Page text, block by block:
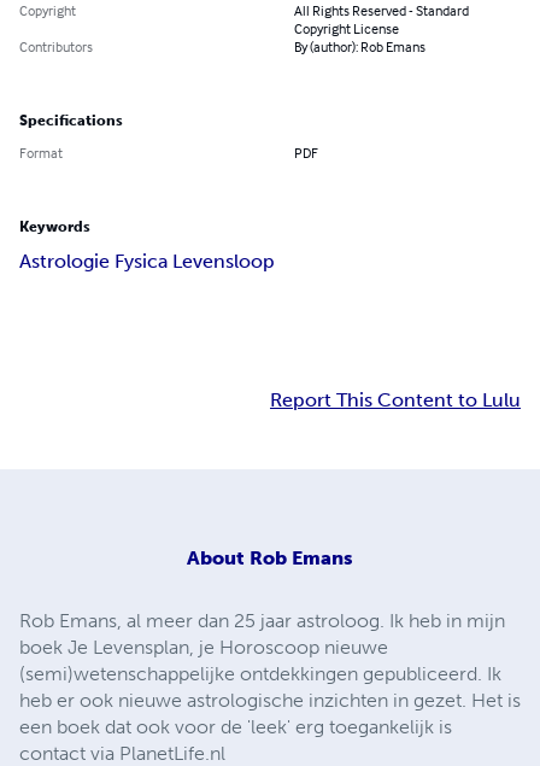
Copyright
All Rights Reserved - Standard
Copyright License
Contributors
By (author): Rob Emans
Specifications
Format PDF
Keywords
Astrologie Fysica Levensloop
Report This Content to Lulu
About Rob Emans
Rob Emans, al meer dan 25 jaar astroloog. Ik heb in mijn
boek Je Levensplan, je Horoscoop nieuwe
(semi)wetenschappelijke ontdekkingen gepubliceerd. Ik
heb er ook nieuwe astrologische inzichten in gezet. Het is
een boek dat ook voor de 'leek' erg toegankelijk is
contact via PlanetLife.nl